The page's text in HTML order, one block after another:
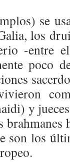
se
los
-entre
poco
y
son los